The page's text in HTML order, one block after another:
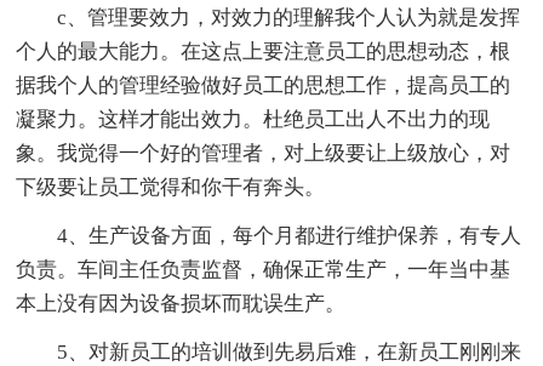
c、管理要效力，对效力的理解我个人认为就是发挥
个人的最大能力。在这点上要注意员工的思想动态，根
据我个人的管理经验做好员工的思想工作，提高员工的
凝聚力。这样才能出效力。杜绝员工出人不出力的现
象。我觉得一个好的管理者，对上级要让上级放心，对
下级要让员工觉得和你干有奔头。
4、生产设备方面，每个月都进行维护保养，有专人
负责。车间主任负责监督，确保正常生产，一年当中基
本上没有因为设备损坏而耽误生产。
5、对新员工的培训做到先易后难，在新员工刚刚来